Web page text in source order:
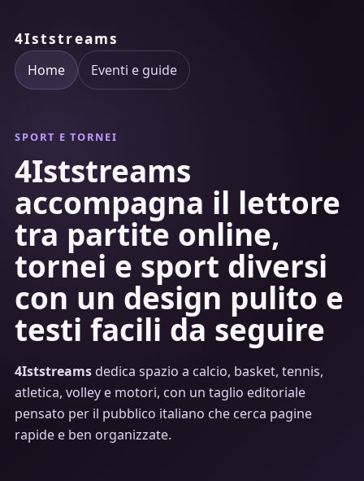
4Iststreams
Home Eventi e guide
SPORT E TORNEI
4Iststreams
accompagna il lettore
tra partite online,
tornei e sport diversi
con un design pulito e
testi facili da seguire
4Iststreamsdedica spazio a calcio, basket, tennis,
atletica, volley e motori, con un taglio editoriale
pensato per il pubblico italiano che cerca pagine
rapide e ben organizzate.